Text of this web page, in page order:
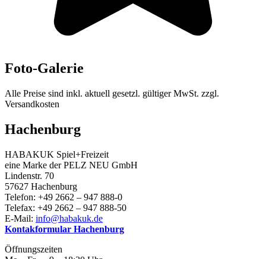
Foto-Galerie
Alle Preise sind inkl. aktuell gesetzl. gültiger MwSt. zzgl.
Versandkosten
Hachenburg
HABAKUK Spiel+Freizeit
eine Marke der PELZ NEU GmbH
Lindenstr. 70
57627 Hachenburg
Telefon: +49 2662 – 947 888-0
Telefax: +49 2662 – 947 888-50
E-Mail: info@habakuk.de
Kontakformular Hachenburg
Öffnungszeiten